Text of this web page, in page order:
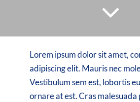
Jobs
Lorem ipsum dolor sit amet,
adipiscing elit. Mauris nec
Vestibulum sem est, lobortis
ornare at est. Cras